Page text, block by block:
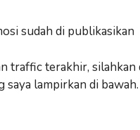
sudah di publikasikan
terakhir,
lampirkan di